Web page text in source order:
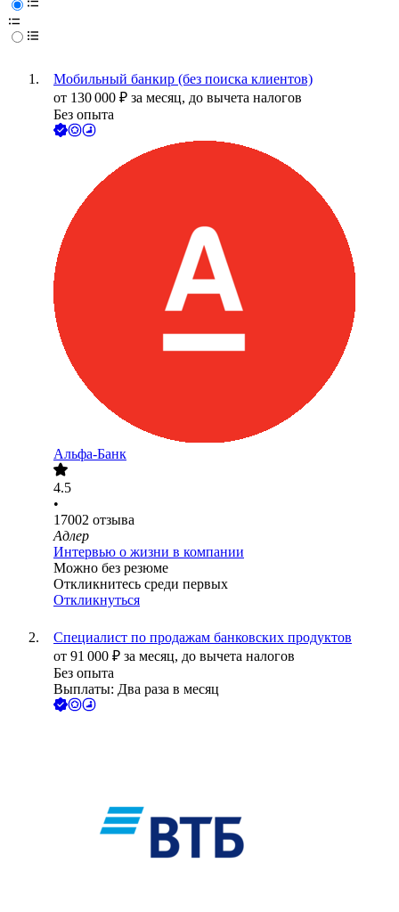
Мобильный банкир (без поиска клиентов)
от 130 000 ₽ за месяц, до вычета налогов
Без опыта
Альфа-Банк
4.5
•
17002 отзыва
Адлер
Интервью о жизни в компании
Можно без резюме
Откликнитесь среди первых
Откликнуться
Специалист по продажам банковских продуктов
от 91 000 ₽ за месяц, до вычета налогов
Без опыта
Выплаты: Два раза в месяц